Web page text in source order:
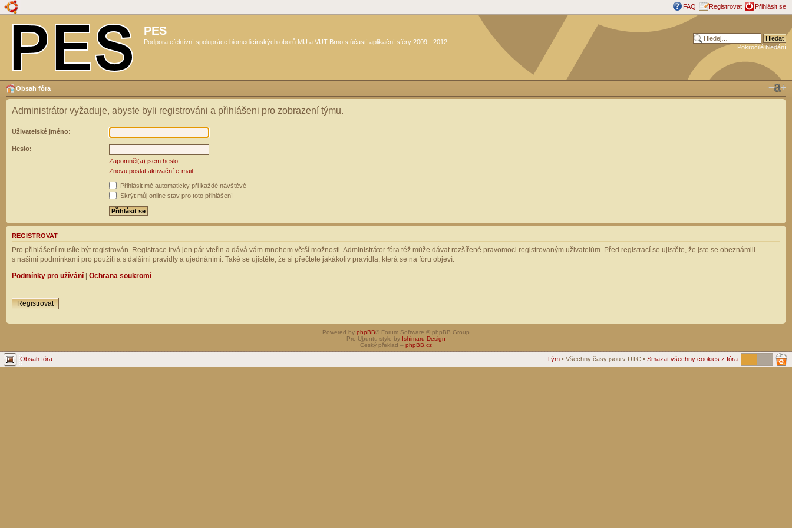
FAQ Registrovat Přihlásit se
PES
Podpora efektivní spolupráce biomedicínských oborů MU a VUT Brno s účastí aplikační sféry 2009 - 2012
Pokročilé hledání
Obsah fóra
Administrátor vyžaduje, abyste byli registrováni a přihlášeni pro zobrazení týmu.
Uživatelské jméno:
Heslo:
Zapomněl(a) jsem heslo
Znovu poslat aktivační e-mail
Přihlásit mě automaticky při každé návštěvě
Skrýt můj online stav pro toto přihlášení
REGISTROVAT
Pro přihlášení musíte být registrován. Registrace trvá jen pár vteřin a dává vám mnohem větší možnosti. Administrátor fóra též může dávat rozšířené pravomoci registrovaným uživatelům. Před registrací se ujistěte, že jste se obeznámili
s našimi podmínkami pro použití a s dalšími pravidly a ujednáními. Také se ujistěte, že si přečtete jakákoliv pravidla, která se na fóru objeví.
Podmínky pro užívání | Ochrana soukromí
Registrovat
Powered by phpBB® Forum Software © phpBB Group
Pro Ubuntu style by Ishimaru Design
Český překlad – phpBB.cz
Obsah fóra Tým • Všechny časy jsou v UTC • Smazat všechny cookies z fóra